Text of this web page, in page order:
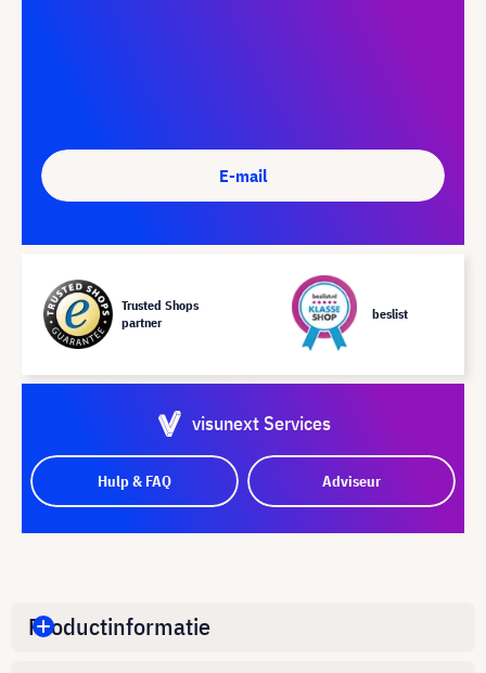
E-mail
Trusted Shops
partner
beslist
visunext Services
Hulp & FAQ Adviseur
Productinformatie